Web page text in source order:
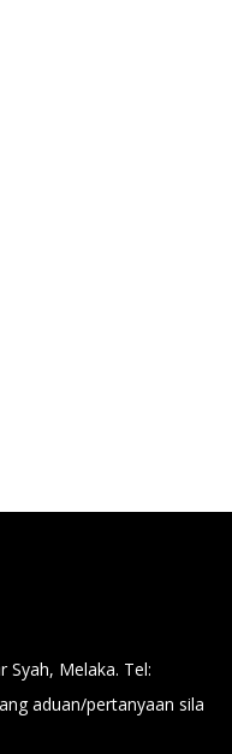
Syah, Melaka. Tel:
aduan/pertanyaan sila